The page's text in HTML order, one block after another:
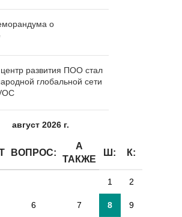
о
развития ПОО стал
глобальной сети
август 2026 г.
ВОПРОС:
А
ТАКЖЕ
Ш: К:
1 2
6 7 8 9